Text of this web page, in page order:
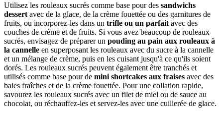
Utilisez les rouleaux sucrés comme base pour des sandwichs
dessert avec de la glace, de la crème fouettée ou des garnitures de
fruits, ou incorporez-les dans un trifle ou un parfait avec des
couches de crème et de fruits. Si vous avez beaucoup de rouleaux
sucrés, envisagez de préparer un pouding au pain aux rouleaux à
la cannelle en superposant les rouleaux avec du sucre à la cannelle
et un mélange de crème, puis en les cuisant jusqu'à ce qu'ils soient
dorés. Les rouleaux sucrés peuvent également être tranchés et
utilisés comme base pour de mini shortcakes aux fraises avec des
baies fraîches et de la crème fouettée. Pour une collation rapide,
savourez les rouleaux sucrés avec un filet de miel ou de sauce au
chocolat, ou réchauffez-les et servez-les avec une cuillerée de glace.